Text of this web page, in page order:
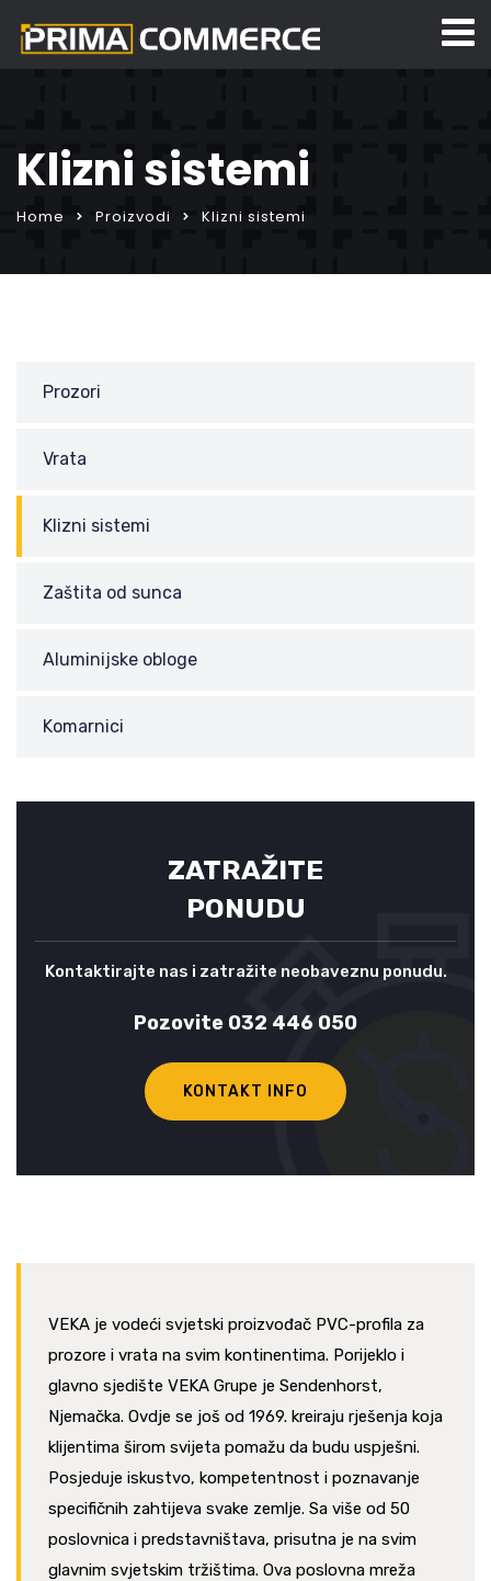
Klizni sistemi
Home Proizvodi Klizni sistemi
Prozori
Vrata
Klizni sistemi
Zaštita od sunca
Aluminijske obloge
Komarnici
ZATRAŽITE
PONUDU
Kontaktirajte nas i zatražite neobaveznu ponudu.
Pozovite 032 446 050
KONTAKT INFO
VEKA je vodeći svjetski proizvođač PVC-profila za
prozore i vrata na svim kontinentima. Porijeklo i
glavno sjedište VEKA Grupe je Sendenhorst,
Njemačka. Ovdje se još od 1969. kreiraju rješenja koja
klijentima širom svijeta pomažu da budu uspješni.
Posjeduje iskustvo, kompetentnost i poznavanje
specifičnih zahtijeva svake zemlje. Sa više od 50
poslovnica i predstavništava, prisutna je na svim
glavnim svjetskim tržištima. Ova poslovna mreža